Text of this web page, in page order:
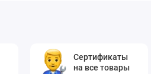
Сертификаты
на все товары